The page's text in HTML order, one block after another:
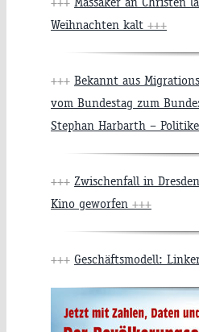
Weihnachten kalt +++
+++ Bekannt aus
vom Bundestag zum
Stephan Harbarth –
+++ Zwischenfall in
Kino geworfen +++
+++ Geschäftsmodell: